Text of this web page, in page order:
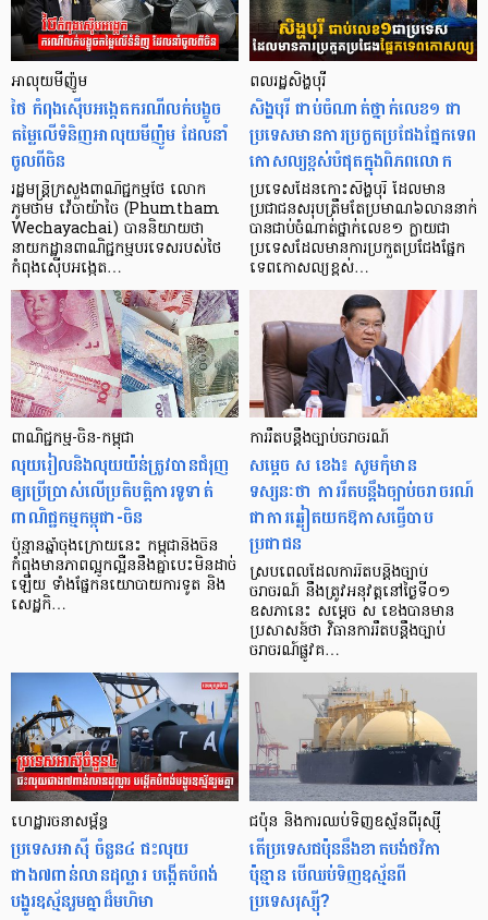
អាលុយមីញ៉ូម
ថៃ កំពុងស៊ើបអង្កេតករណីលក់បង្ខូច
តម្លៃលើទំនិញអាលុយមីញ៉ូម ដែលនាំ
ចូលពីចិន
រដ្ឋមន្ត្រីក្រសួងពាណិជ្ជកម្មថៃ លោក
ភូមថាម វ៉េចាយ៉ាចៃ (Phumtham
Wechayachai) បាននិយាយថា
នាយកដ្ឋានពាណិជ្ជកម្មបរទេសរបស់ថៃ
កំពុងស៊ើបអង្កេត…
ពលរដ្ឋសិង្ហបុរី
សិង្ហបុរី ជាប់ចំណាត់ថ្នាក់លេខ១ ជា
ប្រទេសមានការប្រកួតប្រជែងផ្នែកទេព
កោសល្យខ្ពស់បំផុតក្នុងពិភពលោក
ប្រទេសដែនកោះសិង្ហបុរី ដែលមាន
ប្រជាជនសរុបត្រឹមតែប្រមាណ៦លាននាក់
បានជាប់ចំណាត់ថ្នាក់លេខ១ ក្លាយជា
ប្រទេសដែលមានការប្រកួតប្រជែងផ្នែក
ទេពកោសល្យខ្ពស់…
ពាណិជ្ជកម្ម-​ចិន-​កម្ពុជា
លុយរៀល​និង​លុយ​យ៉ន់​ត្រូវ​បាន​ជំរុញ​
ឲ្យ​ប្រើប្រាស់​លើ​ប្រតិបត្តិការ​ទូទាត់​
ពាណិជ្ជកម្ម​​​កម្ពុជា​-ចិន
ប៉ុន្មាន​ឆ្នាំ​ចុង​ក្រោយ​នេះ កម្ពុជា​និង​ចិន​
កំពុង​មាន​ភាព​ល្អូក​ល្អឺន​នឹង​គ្នា​បេះ​មិន​ដាច់​
ឡើយ ទាំង​ផ្នែក​នយោបាយ​ការទូត និង​
សេដ្ឋកិ…
ការរឹតបន្តឹងច្បាប់ចរាចរណ៍
សម្តេច ស ខេង៖ សូមកុំមាន
ទស្សនៈថា ការរឹតបន្តឹងច្បាប់ចរាចរណ៍
ជាការឆ្លៀតយកឱកាសធ្វើបាប
ប្រជាជន
ស្របពេលដែលការរឹតបន្តឹងច្បាប់
ចរាចរណ៍ នឹងត្រូវអនុវត្តនៅថ្ងៃទី០១
ឧសភានេះ សម្ដេច ស ខេងបានមាន
ប្រសាសន៍ថា វិធានការរឹតបន្តឹងច្បាប់
ចរាចរណ៍ផ្លូវគ…
ហេដ្ឋារចនាសម្ព័ន្ធ
ប្រទេសអាស៊ី ចំនួន៤ ជះលុយ
ជាង៧ពាន់លានដុល្លារ បង្កើតបំពង់
បង្ហូរឧស្ម័នរួមគ្នាដ៏មហិមា
ជប៉ុន និងការឈប់ទិញឧស្ម័នពីរុស្ស៊ី
តើប្រទេសជប៉ុននឹងខាតបង់ថវិកា
ប៉ុន្មាន បើឈប់ទិញឧស្ម័នពី
ប្រទេសរុស្ស៊ី?